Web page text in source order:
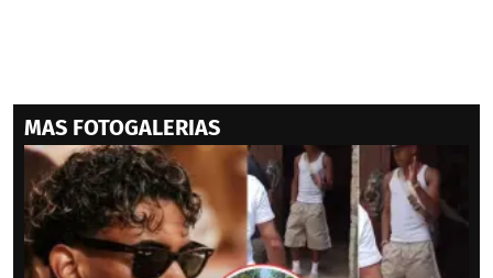
MAS FOTOGALERIAS